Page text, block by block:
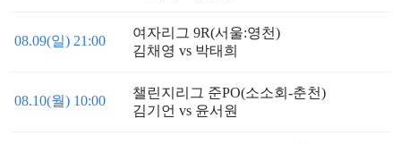
08.09(일) 21:00
여자리그 9R(서울:영천)
김채영 vs 박태희
08.10(월) 10:00
챌린지리그 준PO(소소회-춘천)
김기언 vs 윤서원